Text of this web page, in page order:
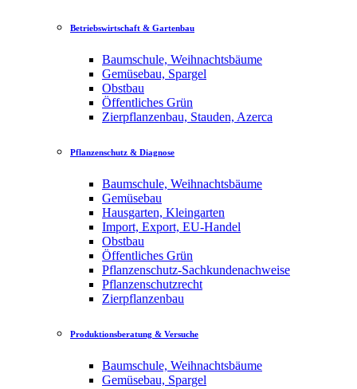
Betriebswirtschaft & Gartenbau
Baumschule, Weihnachtsbäume
Gemüsebau, Spargel
Obstbau
Öffentliches Grün
Zierpflanzenbau, Stauden, Azerca
Pflanzenschutz & Diagnose
Baumschule, Weihnachtsbäume
Gemüsebau
Hausgarten, Kleingarten
Import, Export, EU-Handel
Obstbau
Öffentliches Grün
Pflanzenschutz-Sachkundenachweise
Pflanzenschutzrecht
Zierpflanzenbau
Produktionsberatung & Versuche
Baumschule, Weihnachtsbäume
Gemüsebau, Spargel